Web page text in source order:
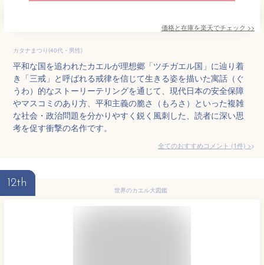
価格と在庫を楽天でチェック >>
カタナまつり(40代・男性)
平和な国を追われたカエルが理想郷「ツチガエル国」に辿り着
き「三戒」と呼ばれる戒律を信じて生きる姿を描いた寓話（ぐ
うわ）的なストーリーテリングを通じて、現代日本の安全保障
やマスコミのあり方、平和主義の脆さ（もろさ）といった複雑
な社会・政治問題を分かりやすく鋭く風刺した、読者に深い思
考を促す衝撃の名作です。
全てのおすすめコメント (1件) >
12th
世界のカエル大図鑑